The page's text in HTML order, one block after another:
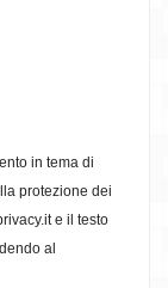
in tema di
protezione dei
e il testo
al